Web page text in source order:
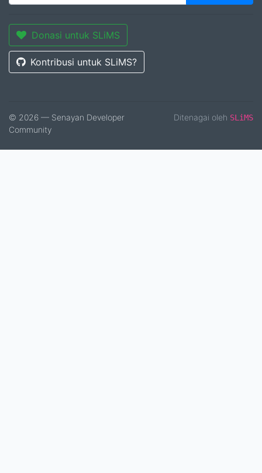
Donasi untuk SLiMS
Kontribusi untuk SLiMS?
© 2026 — Senayan Developer
Community
Ditenagai oleh SLiMS